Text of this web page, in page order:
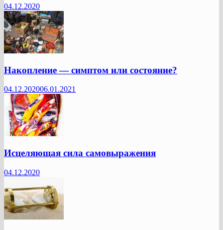
04.12.2020
Накопление — симптом или состояние?
04.12.202006.01.2021
Исцеляющая сила самовыражения
04.12.2020